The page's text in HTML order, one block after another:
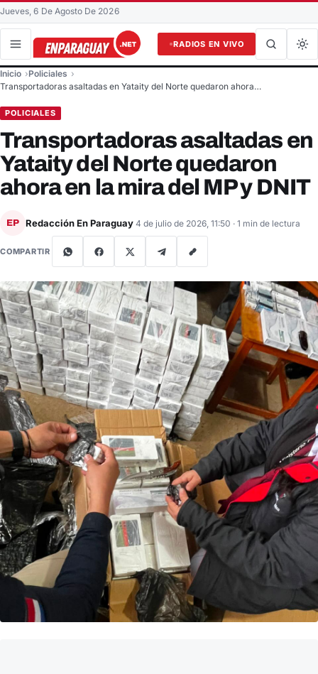
Jueves, 6 De Agosto De 2026
RADIOS EN VIVO
Buscar en el sitio
Inicio
Policiales
Transportadoras asaltadas en Yataity del Norte quedaron ahora…
POLICIALES
Transportadoras asaltadas en
Yataity del Norte quedaron
ahora en la mira del MP y DNIT
EP Redacción En Paraguay 4 de julio de 2026, 11:50 · 1 min de lectura
COMPARTIR